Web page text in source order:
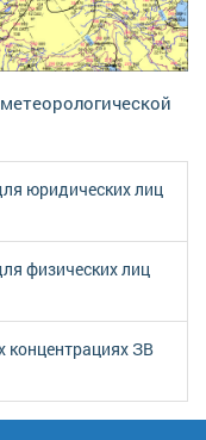
юридических лиц
физических лиц
концентрациях ЗВ